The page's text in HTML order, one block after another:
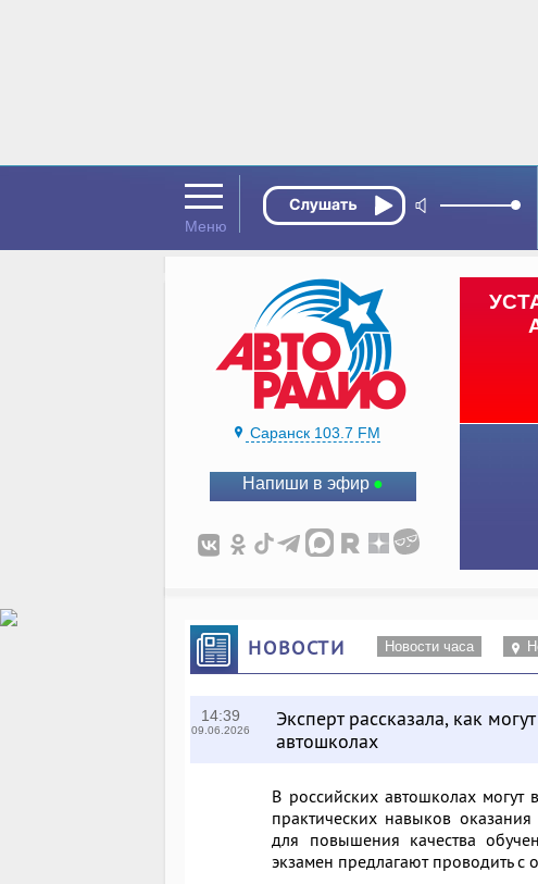
Саранск 103.7 FM
Напиши в эфир
НОВОСТИ Новости часа
14:39
09.06.2026
Эксперт рассказала, как
автошколах
В российских автошколах могут
практических навыков
для повышения качества
экзамен предлагают проводить с